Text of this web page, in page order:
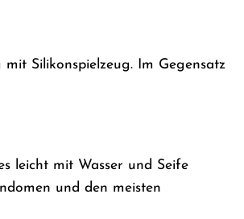
Silikonspielzeug. Im Gegensatz
leicht mit Wasser und Seife
und den meisten